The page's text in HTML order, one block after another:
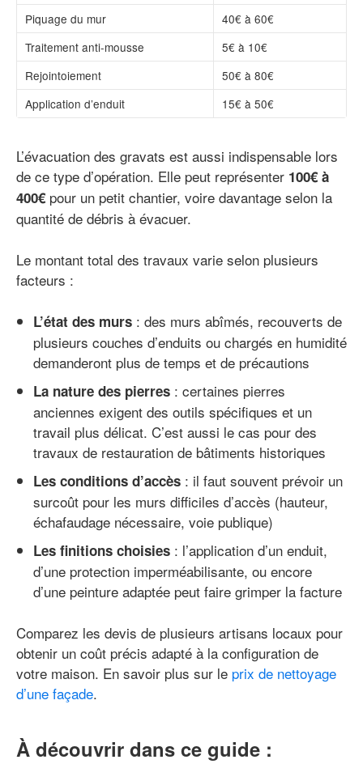
Piquage du mur
40€ à 60€
Traitement anti-mousse
5€ à 10€
Rejointoiement
50€ à 80€
Application d’enduit
15€ à 50€
L’évacuation des gravats est aussi indispensable lors
de ce type d’opération. Elle peut représenter 100€ à
400€ pour un petit chantier, voire davantage selon la
quantité de débris à évacuer.
Le montant total des travaux varie selon plusieurs
facteurs :
L’état des murs : des murs abîmés, recouverts de
plusieurs couches d’enduits ou chargés en humidité
demanderont plus de temps et de précautions
La nature des pierres : certaines pierres
anciennes exigent des outils spécifiques et un
travail plus délicat. C’est aussi le cas pour des
travaux de restauration de bâtiments historiques
Les conditions d’accès : il faut souvent prévoir un
surcoût pour les murs difficiles d’accès (hauteur,
échafaudage nécessaire, voie publique)
Les finitions choisies : l’application d’un enduit,
d’une protection imperméabilisante, ou encore
d’une peinture adaptée peut faire grimper la facture
Comparez les devis de plusieurs artisans locaux pour
obtenir un coût précis adapté à la configuration de
votre maison. En savoir plus sur le prix de nettoyage
d’une façade.
À découvrir dans ce guide :